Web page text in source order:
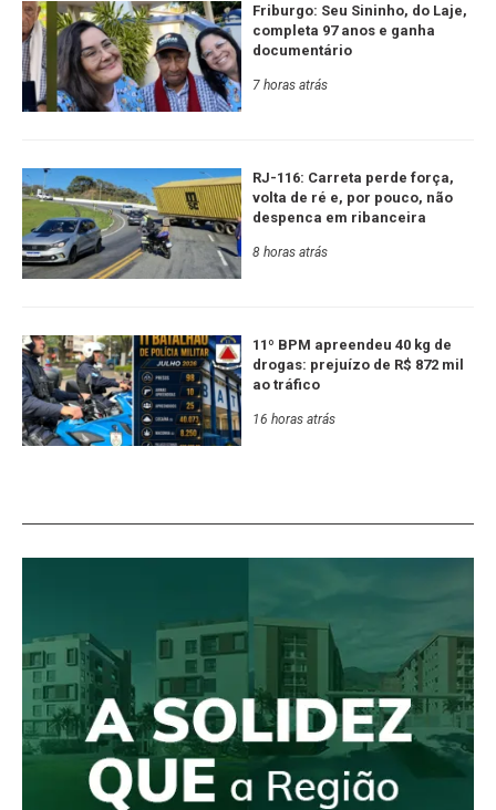
Friburgo: Seu Sininho, do Laje,
completa 97 anos e ganha
documentário
7 horas atrás
RJ-116: Carreta perde força,
volta de ré e, por pouco, não
despenca em ribanceira
8 horas atrás
11º BPM apreendeu 40 kg de
drogas: prejuízo de R$ 872 mil
ao tráfico
16 horas atrás